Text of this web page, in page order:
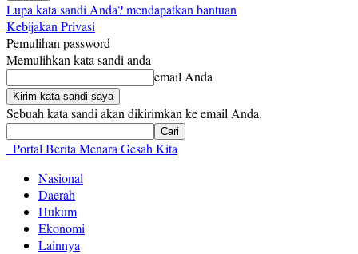
Lupa kata sandi Anda? mendapatkan bantuan
Kebijakan Privasi
Pemulihan password
Memulihkan kata sandi anda
email Anda
Sebuah kata sandi akan dikirimkan ke email Anda.
Portal Berita Menara Gesah Kita
Nasional
Daerah
Hukum
Ekonomi
Lainnya